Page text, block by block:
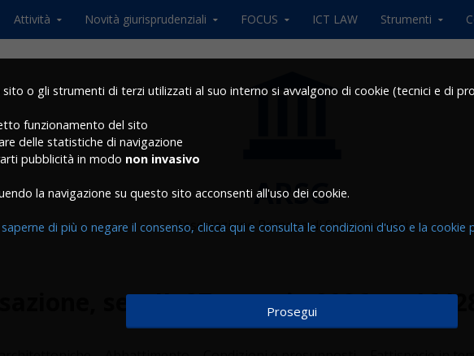
Attività Novità giurisprudenziali FOCUS ICT LAW Strumenti
ARSG
Associazione Romana di Studi Giuridici
sez. II, 27 maggio 2026, n. 16428
o gli strumenti di terzi utilizzati al suo interno si avvalgono di cookie (tecnici e di
funzionamento del sito
delle statistiche di navigazione
pubblicità in modo non invasivo
la navigazione su questo sito acconsenti all'uso dei cookie.
di più o negare il consenso, clicca qui e consulta le condizioni d'uso e la cookie
Prosegui